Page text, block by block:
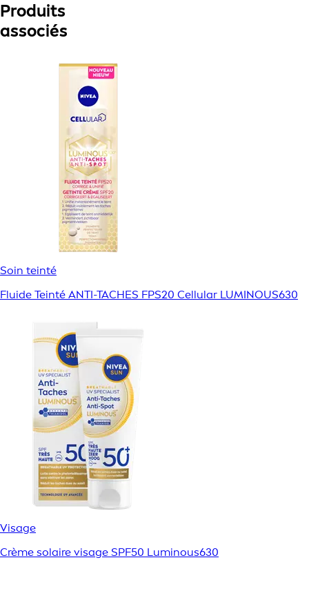
Produits
associés
Soin teinté
Fluide Teinté ANTI-TACHES FPS20 Cellular LUMINOUS630
Visage
Crème solaire visage SPF50 Luminous630